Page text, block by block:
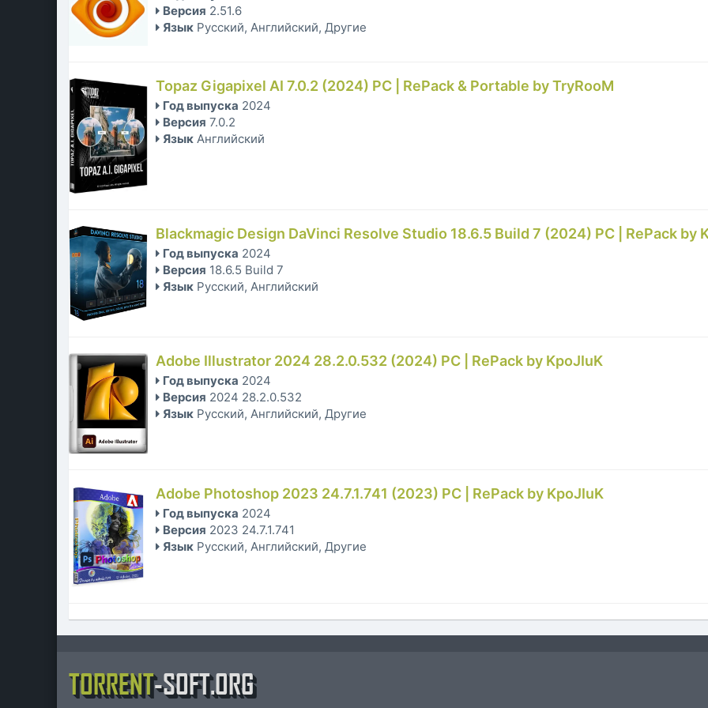
Версия 2.51.6
Язык Русский, Английский, Другие
Topaz Gigapixel AI 7.0.2 (2024) PC | RePack & Portable by TryRooM
Год выпуска 2024
Версия 7.0.2
Язык Английский
Blackmagic Design DaVinci Resolve Studio 18.6.5 Build 7 (2024) РС | RePack by
Год выпуска 2024
Версия 18.6.5 Build 7
Язык Русский, Английский
Adobe Illustrator 2024 28.2.0.532 (2024) PC | RePack by KpoJIuK
Год выпуска 2024
Версия 2024 28.2.0.532
Язык Русский, Английский, Другие
Adobe Photoshop 2023 24.7.1.741 (2023) PC | RePack by KpoJIuK
Год выпуска 2024
Версия 2023 24.7.1.741
Язык Русский, Английский, Другие
TORRENT-SOFT.ORG